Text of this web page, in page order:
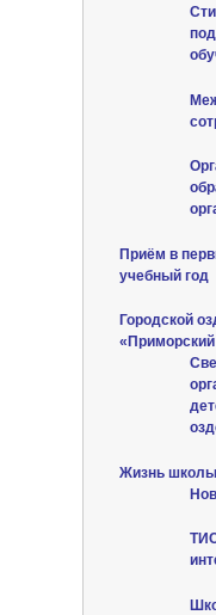
Приём в
учебный год
Городской
«Приморский
Жизнь школы